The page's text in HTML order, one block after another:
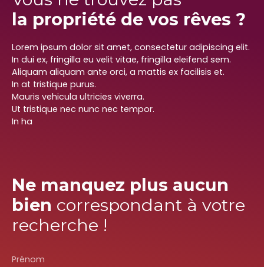
la propriété de vos rêves ?
Lorem ipsum dolor sit amet, consectetur adipiscing elit.
In dui ex, fringilla eu velit vitae, fringilla eleifend sem.
Aliquam aliquam ante orci, a mattis ex facilisis et.
In at tristique purus.
Mauris vehicula ultricies viverra.
Ut tristique nec nunc nec tempor.
In ha
Ne manquez plus aucun
bien correspondant à votre
recherche !
Prénom